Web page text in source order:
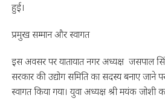
हुई।
प्रमुख सम्मान और स्वागत
इस अवसर पर यातायात नगर अध्यक्ष जसपाल
सरकार की उद्योग समिति का सदस्य बनाए
स्वागत किया गया। युवा अध्यक्ष श्री मयंक जोशी